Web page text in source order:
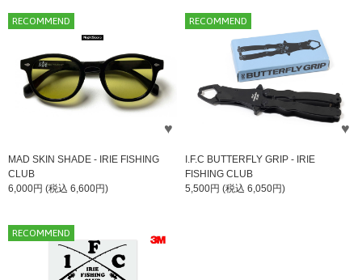
RECOMMEND
MAD SKIN SHADE - IRIE FISHING
CLUB
6,000円 (税込 6,600円)
RECOMMEND
I.F.C BUTTERFLY GRIP - IRIE
FISHING CLUB
5,500円 (税込 6,050円)
RECOMMEND